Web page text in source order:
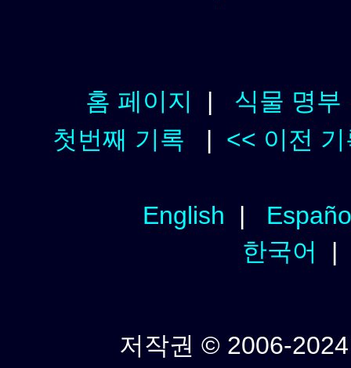
홈 페이지 | 식물 명부
첫번째 기록 | << 이전 기
English |
한국어
저작권 © 2006-